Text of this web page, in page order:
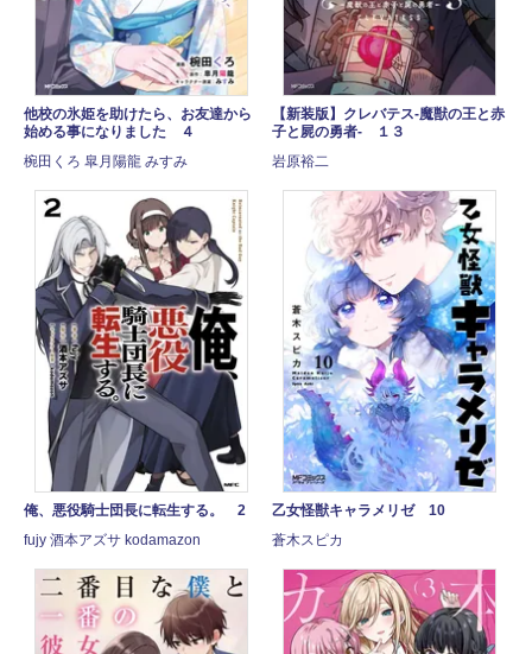
他校の氷姫を助けたら、お友達から
始める事になりました ４
椀田くろ 皐月陽龍 みすみ
【新装版】クレバテス-魔獣の王と赤
子と屍の勇者- １３
岩原裕二
俺、悪役騎士団長に転生する。 2
fujy 酒本アズサ kodamazon
乙女怪獣キャラメリゼ 10
蒼木スピカ